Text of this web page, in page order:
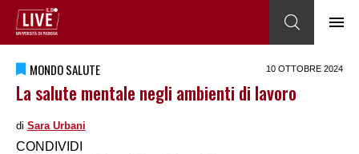
MONDO SALUTE 10 OTTOBRE 2024
La salute mentale negli ambienti di lavoro
di Sara Urbani
CONDIVIDI